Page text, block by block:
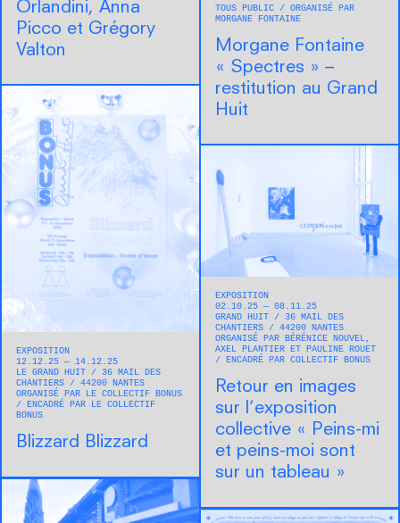
Orlandini, Anna
Picco et Grégory
Valton
TOUS PUBLIC
ORGANISÉ PAR
MORGANE FONTAINE
Morgane Fontaine
« Spectres » –
restitution au Grand
Huit
EXPOSITION
12.12.25 — 14.12.25
LE GRAND HUIT
36 MAIL DES
CHANTIERS
44200 NANTES
ORGANISÉ PAR LE COLLECTIF BONUS
ENCADRÉ PAR LE COLLECTIF
BONUS
Blizzard Blizzard
EXPOSITION
02.10.25 — 08.11.25
GRAND HUIT
36 MAIL DES
CHANTIERS
44200 NANTES
ORGANISÉ PAR BÉRÉNICE NOUVEL,
AXEL PLANTIER ET PAULINE ROUET
ENCADRÉ PAR COLLECTIF BONUS
Retour en images
sur l’exposition
collective « Peins-mi
et peins-moi sont
sur un tableau »